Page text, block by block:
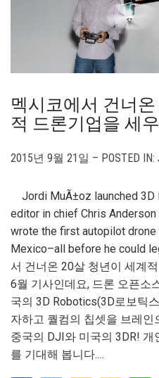
멕시코에서 건너
적 드론기업을 세
2015년 9월 21일 – POSTED IN:
Jordi MuÃ±oz launched 3D
editor in chief Chris
wrote the first autopilot
Mexico–all before he could
서 건너온 20살 청년이 세계
6월 기사인데요, 드론 오픈소
국의 3D Robotics(3D로보틱
자하고 퀄컴의 칩셋을 브레
중국의 DJI와 미국의 3DR!
를 기대해 봅니다.…